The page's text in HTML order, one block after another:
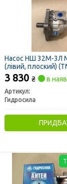
Насос НШ 32М-3Л
(лівий, плоский)
3 830 ₴ в
Артикул:
Гидросила